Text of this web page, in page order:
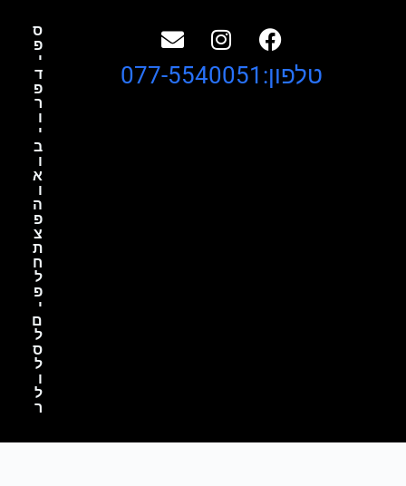
ס
פ
י
ד
פ
ר
ו
י
ב
ו
א
ו
ה
פ
צ
ת
ח
ל
פ
י
ם
ל
ס
ל
ו
ל
ר
טלפון:077-5540051